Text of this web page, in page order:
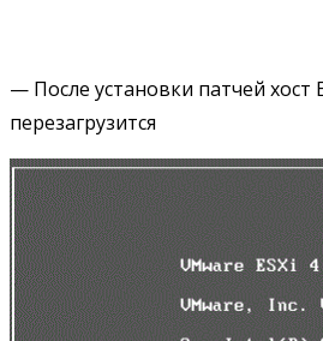
— После установки патчей хост
перезагрузится